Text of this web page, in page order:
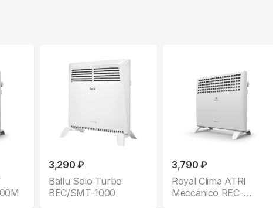
3,290 ₽
Ballu Solo Turbo
BEC/SMT-1000
3,790 ₽
Royal Clima ATRI
Meccanico REC-